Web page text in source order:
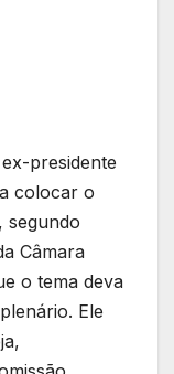
presidente
colocar o
segundo
Câmara
o tema deva
Ele